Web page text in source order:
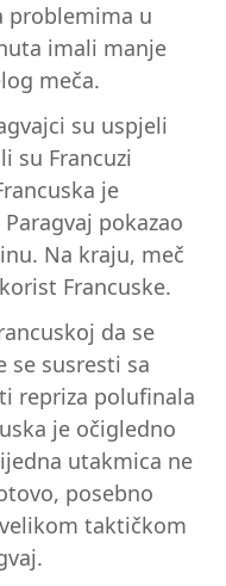
problemima u
imali manje
meča.
su uspjeli
su Francuzi
je
pokazao
Na kraju, meč
Francuske.
da se
se susresti sa
repriza polufinala
je očigledno
utakmica ne
posebno
taktičkom